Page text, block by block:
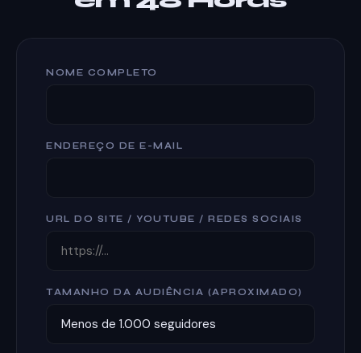
NOME COMPLETO
ENDEREÇO DE E-MAIL
URL DO SITE / YOUTUBE / REDES SOCIAIS
TAMANHO DA AUDIÊNCIA (APROXIMADO)